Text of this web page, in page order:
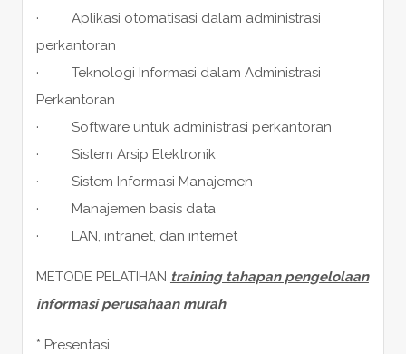
· Aplikasi otomatisasi dalam administrasi
perkantoran
· Teknologi Informasi dalam Administrasi
Perkantoran
· Software untuk administrasi perkantoran
· Sistem Arsip Elektronik
· Sistem Informasi Manajemen
· Manajemen basis data
· LAN, intranet, dan internet
METODE PELATIHAN training tahapan pengelolaan
informasi perusahaan murah
* Presentasi